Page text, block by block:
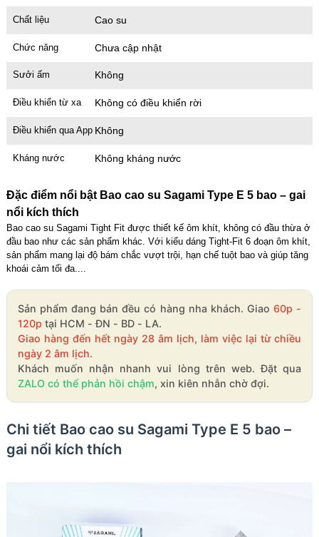
Chất liệu Cao su
Chức năng Chưa cập nhật
Sưởi ấm Không
Điều khiển từ xa Không có điều khiển rời
Điều khiển qua App Không
Kháng nước Không kháng nước
Đặc điểm nổi bật Bao cao su Sagami Type E 5 bao – gai
nổi kích thích
Bao cao su Sagami Tight Fit được thiết kế ôm khít, không có đầu thừa ở
đầu bao như các sản phẩm khác. Với kiểu dáng Tight-Fit 6 đoạn ôm khít,
sản phẩm mang lại độ bám chắc vượt trội, hạn chế tuột bao và giúp tăng
khoái cảm tối đa....
Sản phẩm đang bán đều có hàng nha khách. Giao 60p -
120p tại HCM - ĐN - BD - LA.
Giao hàng đến hết ngày 28 âm lịch, làm việc lại từ chiều
ngày 2 âm lịch.
Khách muốn nhận nhanh vui lòng trên web. Đặt qua
ZALO có thể phản hồi chậm, xin kiên nhẫn chờ đợi.
Chi tiết Bao cao su Sagami Type E 5 bao –
gai nổi kích thích